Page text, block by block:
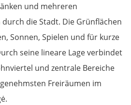
und mehreren
die Stadt. Die Grünflächen
Sonnen, Spielen und für kurze
seine lineare Lage verbindet
und zentrale Bereiche
Freiräumen im